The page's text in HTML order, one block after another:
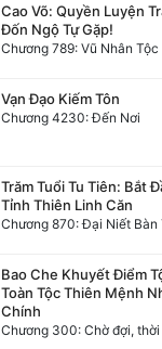
Cao Võ: Quyền Luyện
Đốn Ngộ Tự Gặp!
Vạn Đạo Kiếm Tôn
Chương 4230: Đến Nơi
Trăm Tuổi Tu Tiên: Bắt
Tỉnh Thiên Linh Căn
Chương 870: Đại Niết Bàn
Bao Che Khuyết Điểm
Toàn Tộc Thiên Mệnh
Chính